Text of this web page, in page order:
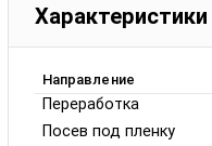
Характеристики
Направление
Переработка
Посев под пленку